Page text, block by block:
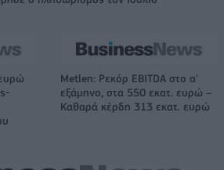
Metlen: Ρεκόρ EBITDA στο α'
εξάμηνο, στα 550 εκατ. ευρώ –
Καθαρά κέρδη 313 εκατ. ευρώ